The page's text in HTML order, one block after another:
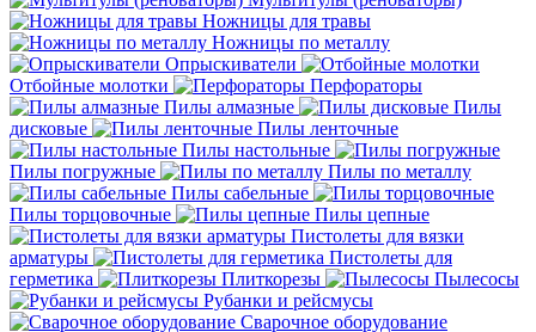
Ножницы для травы
Ножницы по металлу
Опрыскиватели
Отбойные молотки
Перфораторы
Пилы алмазные
Пилы
дисковые
Пилы ленточные
Пилы настольные
Пилы погружные
Пилы по металлу
Пилы сабельные
Пилы торцовочные
Пилы цепные
Пистолеты для вязки
арматуры
Пистолеты для
герметика
Плиткорезы
Пылесосы
Рубанки и рейсмусы
Сварочное оборудование